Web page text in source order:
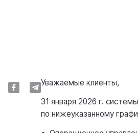
Уважаемые клиенты,
31 января 2026 г.
по нижеуказанному